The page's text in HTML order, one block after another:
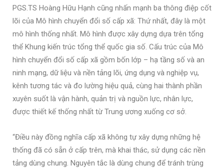
PGS.TS Hoàng Hữu Hạnh cũng nhấn mạnh ba thông điệp cốt
lõi của Mô hình chuyển đổi số cấp xã: Thứ nhất, đây là một
mô hình thống nhất. Mô hình được xây dựng dựa trên tổng
thể Khung kiến trúc tổng thể quốc gia số. Cấu trúc của Mô
hình chuyển đổi số cấp xã gồm bốn lớp – hạ tầng số và an
ninh mạng, dữ liệu và nền tảng lõi, ứng dụng và nghiệp vụ,
kênh tương tác và đo lường hiệu quả, cùng hai thành phần
xuyên suốt là vận hành, quản trị và nguồn lực, nhân lực,
được thiết kế thống nhất từ Trung ương xuống cơ sở.
“Điều này đồng nghĩa cấp xã không tự xây dựng những hệ
thống đã có sẵn ở cấp trên, mà khai thác, sử dụng các nền
tảng dùng chung. Nguyên tắc là dùng chung để tránh trùng